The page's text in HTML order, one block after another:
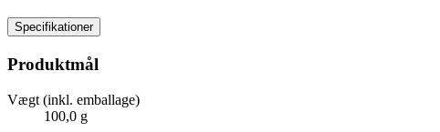
Specifikationer
Produktmål
Vægt (inkl. emballage)
100,0 g